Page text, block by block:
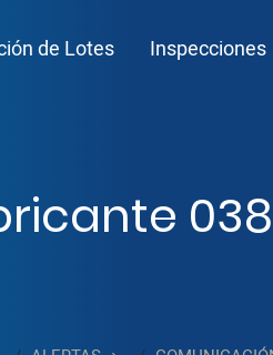
de Lotes Inspecciones